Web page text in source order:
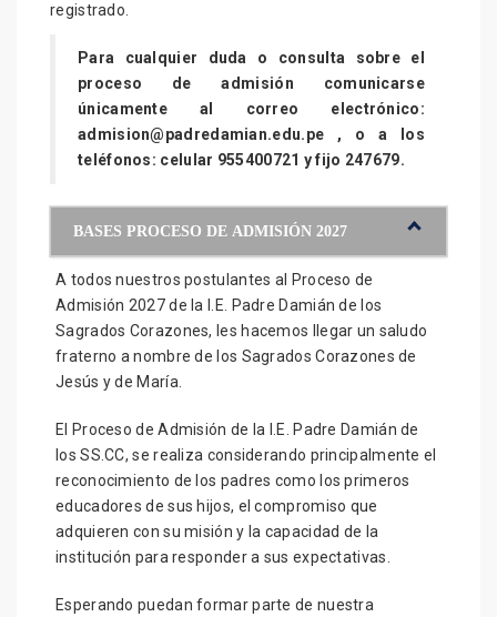
registrado.
Para cualquier duda o consulta sobre el
proceso de admisión comunicarse
únicamente al correo electrónico:
admision@padredamian.edu.pe , o a los
teléfonos: celular 955400721 y fijo 247679.
BASES PROCESO DE ADMISIÓN 2027
A todos nuestros postulantes al Proceso de
Admisión 2027 de la I.E. Padre Damián de los
Sagrados Corazones, les hacemos llegar un saludo
fraterno a nombre de los Sagrados Corazones de
Jesús y de María.
El Proceso de Admisión de la I.E. Padre Damián de
los SS.CC, se realiza considerando principalmente el
reconocimiento de los padres como los primeros
educadores de sus hijos, el compromiso que
adquieren con su misión y la capacidad de la
institución para responder a sus expectativas.
Esperando puedan formar parte de nuestra